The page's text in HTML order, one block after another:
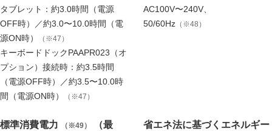
タブレット：約3.0時間（電源
OFF時）／約3.0〜10.0時間（電
源ON時）
（※47）
キーボードドックPAAPR023（オ
プション）接続時：約3.5時間
（電源OFF時）／約3.5〜10.0時
間（電源ON時）
（※47）
AC100V〜240V、
50/60Hz （※48）
標準消費電力 （※49）
（最
省エネ法に基づくエネルギー